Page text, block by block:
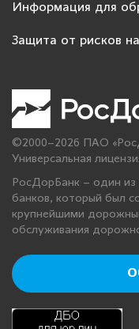
Информация для
Защита от рисков
©2000–2026 ПАО
Универсальная
РосДорБанк – один из
банков, который был
крупнейшими
обслуживания